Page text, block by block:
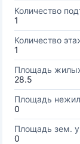
Количество
1
Количество
1
Площадь
28.5
Площадь
0
Площадь зем.
0